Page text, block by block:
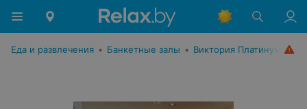
Еда и развлечения • Банкетные залы • Виктория Платинум